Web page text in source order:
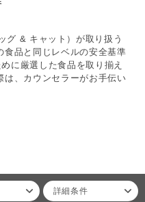
グ & キャット）が取り扱う
食品と同じレベルの安全基準
に厳選した食品を取り揃え
、カウンセラーがお手伝い
詳細条件